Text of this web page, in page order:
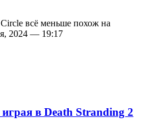
Circle всё меньше похож на
2024 — 19:17
в Death Stranding 2